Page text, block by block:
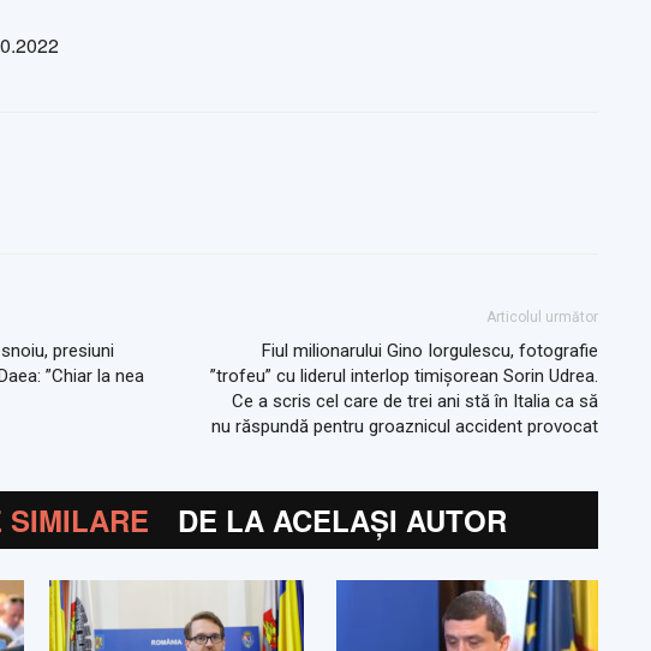
presiuni
”Chiar la nea
Articolul următor
Fiul milionarului Gino Iorgulescu, fotografie
”trofeu” cu liderul interlop timișorean Sorin Udrea.
Ce a scris cel care de trei ani stă în Italia ca să
nu răspundă pentru groaznicul accident provocat
DE LA ACELAȘI AUTOR